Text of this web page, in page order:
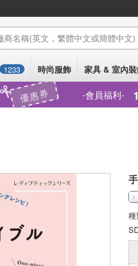
商名稱(英文，繁體中文或簡體中文)
1233 時尚服飾 家具 & 室內
優惠券 會員福利